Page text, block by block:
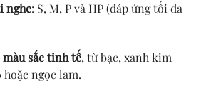
nghe: S, M, P và HP (đáp ứng tối đa
sắc tinh tế, từ bạc, xanh kim
ngọc lam.